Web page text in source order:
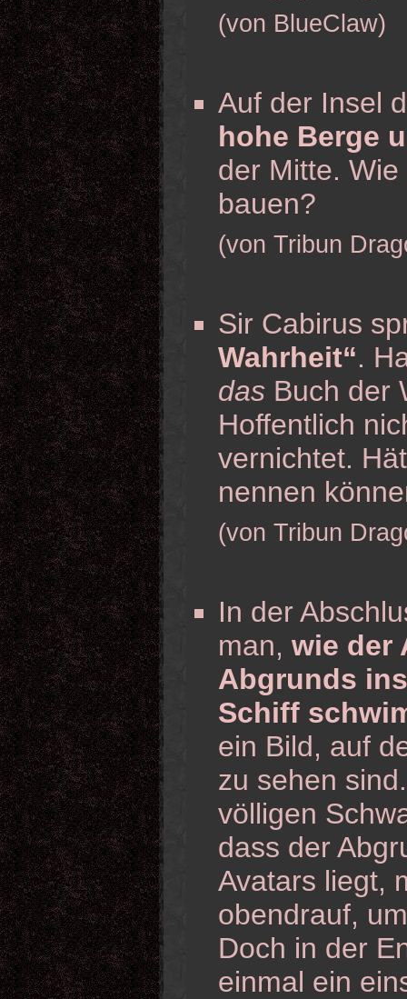
(von BlueClaw)
Auf der Insel
hohe Berge
der Mitte.
bauen?
(von Tribun
Sir Cabirus
Wahrheit“.
das Buch der
Hoffentlich
vernichtet.
nennen
(von Tribun
In der
man, wie der
Abgrunds
Schiff
ein Bild, auf
zu sehen
völligen
dass der
Avatars liegt,
obendrauf,
Doch in der
einmal ein